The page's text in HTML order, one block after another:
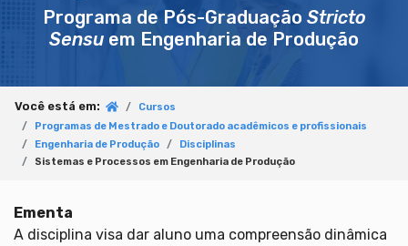
Programa de Pós-Graduação Stricto
Sensu em Engenharia de Produção
Você está em:
Cursos
Programas de Mestrado e Doutorado acadêmicos e profissionais
Engenharia de Produção
Disciplinas
Sistemas e Processos em Engenharia de Produção
Ementa
A disciplina visa dar aluno uma compreensão dinâmica